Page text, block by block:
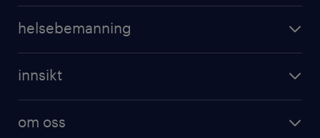
helsebemanning
innsikt
om oss